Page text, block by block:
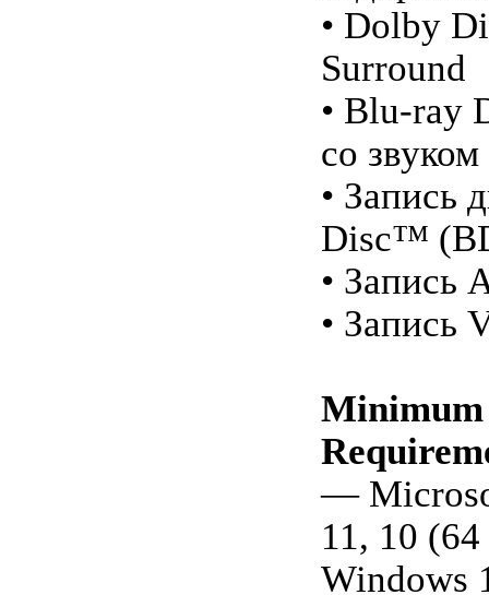
• Dolby
Surround
• Blu-ray
со
• Запись
Disc™
• Запись
• Запись
Minimum
—
11, 10
Windows